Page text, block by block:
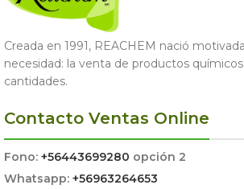
Creada en 1991, REACHEM nació
necesidad: la venta de productos
cantidades.
Contacto Ventas Online
Fono: +56443699280 opción 2
Whatsapp: +56963264653